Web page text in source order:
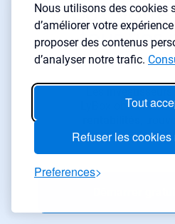
Nous utilisons des cookies
d’améliorer votre
proposer des contenus
d’analyser notre trafic.
Tout
Refuser les
Preferences
Lybox, votre
tous vos
LyBox obtiennent
plus vite, et font